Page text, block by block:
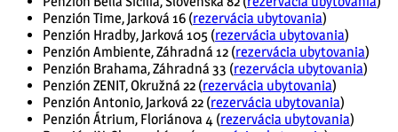
Penzión Time, Jarková 16 (rezervácia ubytovania)
Penzión Hradby, Jarková 105 (rezervácia ubytovania)
Penzión Ambiente, Záhradná 12 (rezervácia ubytovania)
Penzión Brahama, Záhradná 33 (rezervácia ubytovania)
Penzión ZENIT, Okružná 22 (rezervácia ubytovania)
Penzión Antonio, Jarková 22 (rezervácia ubytovania)
Penzión Átrium, Floriánova 4 (rezervácia ubytovania)